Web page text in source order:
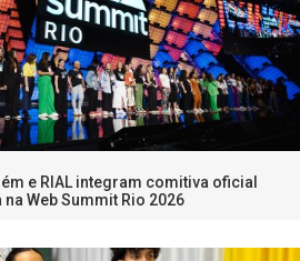
e RIAL integram comitiva oficial
Web Summit Rio 2026